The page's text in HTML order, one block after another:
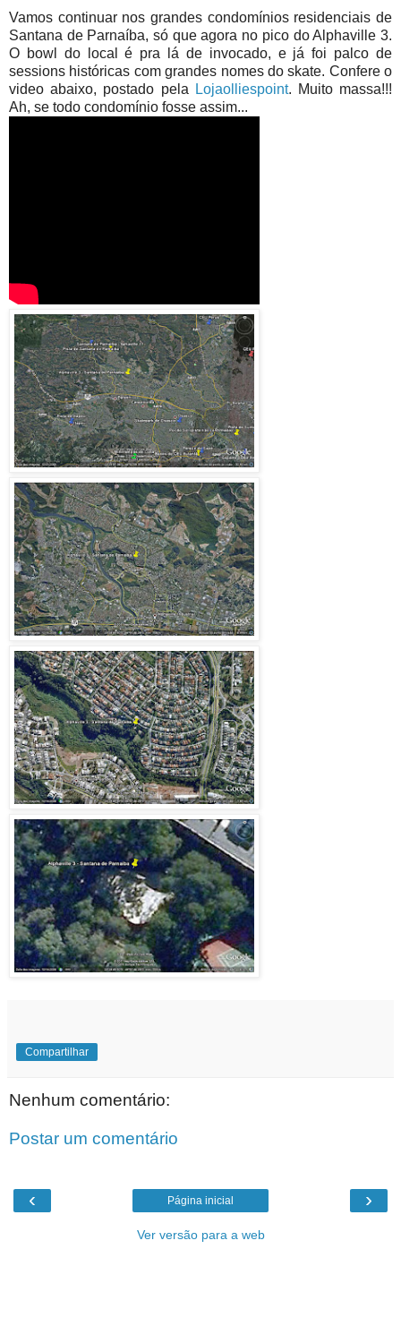
Vamos continuar nos grandes condomínios residenciais de
Santana de Parnaíba, só que agora no pico do Alphaville 3.
O bowl do local é pra lá de invocado, e já foi palco de
sessions históricas com grandes nomes do skate. Confere o
video abaixo, postado pela
Lojaolliespoint. Muito massa!!!
Ah, se todo condomínio fosse assim...
Compartilhar
Nenhum comentário:
Postar um comentário
‹ ›
Página inicial
Ver versão para a web